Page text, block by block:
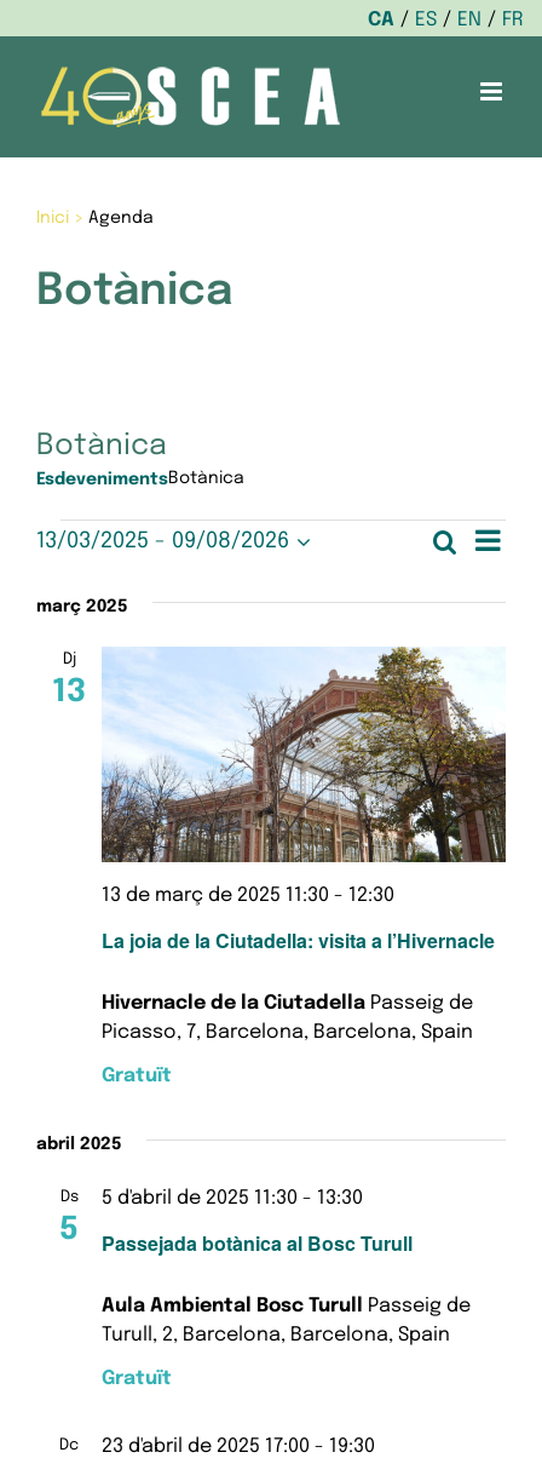
CA ES EN
FR
content
Inici> Agenda
Botànica
Botànica
EsdevenimentsBotànica
Esdeveniments
i
Cerca
Llista
13/03/2025 - 09/08/2026
data.
març 2025
Dj
13
La joia de la Ciutadella: visita a l’Hivernacle
13 de març de 2025 11:30 - 12:30
Hivernacle de la Ciutadella Passeig de
Picasso, 7, Barcelona, Barcelona, Spain
Gratuït
abril 2025
Ds
5 Passejada botànica al Bosc Turull
5 d'abril de 2025 11:30 - 13:30
Aula Ambiental Bosc Turull
Passeig de
Turull, 2, Barcelona, Barcelona, Spain
Gratuït
Dc 23 d'abril de 2025 17:00 - 19:30